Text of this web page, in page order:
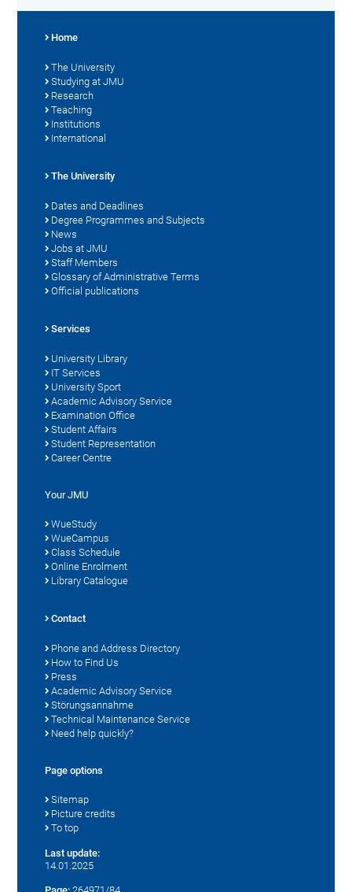
Home
The University
Studying at JMU
Research
Teaching
Institutions
International
The University
Dates and Deadlines
Degree Programmes and Subjects
News
Jobs at JMU
Staff Members
Glossary of Administrative Terms
Official publications
Services
University Library
IT Services
University Sport
Academic Advisory Service
Examination Office
Student Affairs
Student Representation
Career Centre
Your JMU
WueStudy
WueCampus
Class Schedule
Online Enrolment
Library Catalogue
Contact
Phone and Address Directory
How to Find Us
Press
Academic Advisory Service
Störungsannahme
Technical Maintenance Service
Need help quickly?
Page options
Sitemap
Picture credits
To top
Last update:
14.01.2025